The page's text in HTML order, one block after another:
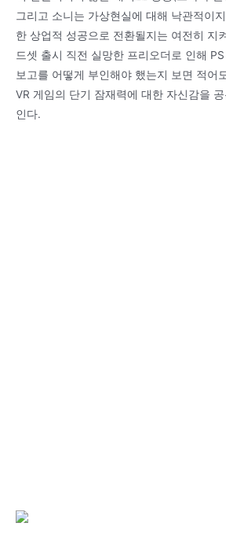
그리고 소니는 가상현실에 대해 낙관적이
한 상업적 성공으로 전환될지는 여전히 지
드셋 출시 직전 실망한 프리오더로 인해
보고를 어떻게 부인해야 했는지 보면 적어
VR 게임의 단기 잠재력에 대한 자신감을
인다.